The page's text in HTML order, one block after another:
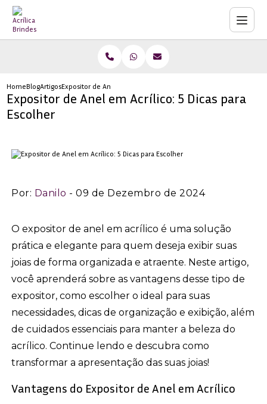
HomeBlogArtigosExpositor de Anel em Acrílico: 5 Dicas para Escolher
Expositor de Anel em Acrílico: 5 Dicas para
Escolher
Por: Danilo - 09 de Dezembro de 2024
O expositor de anel em acrílico é uma solução
prática e elegante para quem deseja exibir suas
joias de forma organizada e atraente. Neste artigo,
você aprenderá sobre as vantagens desse tipo de
expositor, como escolher o ideal para suas
necessidades, dicas de organização e exibição, além
de cuidados essenciais para manter a beleza do
acrílico. Continue lendo e descubra como
transformar a apresentação das suas joias!
Vantagens do Expositor de Anel em Acrílico